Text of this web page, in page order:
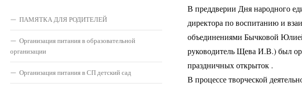
В преддверии Дня народного
директора по воспитанию и
объединениями Бычковой
руководитель Щева И.В.) был
праздничных открыток .
В процессе творческой
ПАМЯТКА ДЛЯ РОДИТЕЛЕЙ
Организация питания в образовательной
организации
Организация питания в СП детский сад